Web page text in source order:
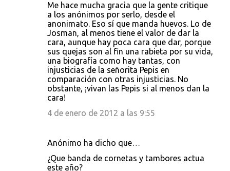
Me hace mucha gracia que la gente critique
a los anónimos por serlo, desde el
anonimato. Eso sí que manda huevos. Lo de
Josman, al menos tiene el valor de dar la
cara, aunque hay poca cara que dar, porque
sus quejas son al fin una rabieta por su vida,
una biografía como hay tantas, con
injusticias de la señorita Pepis en
comparación con otras injusticias. No
obstante, ¡vivan las Pepis si al menos dan la
cara!
4 de enero de 2012 a las 9:55
Anónimo ha dicho que…
¿Que banda de cornetas y tambores actua
este año?